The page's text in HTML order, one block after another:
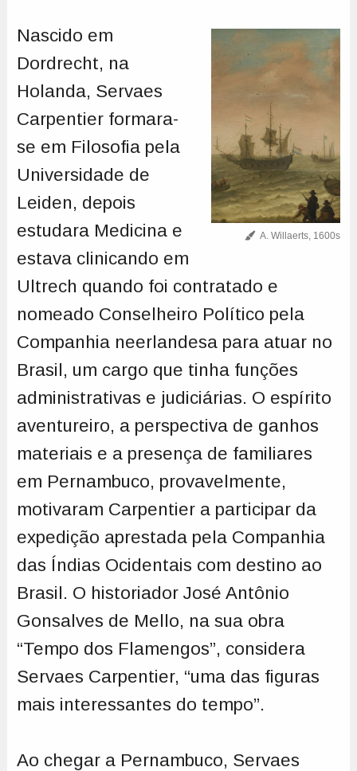
A. Willaerts, 1600s
Nascido em
Dordrecht, na
Holanda, Servaes
Carpentier formara-
se em Filosofia pela
Universidade de
Leiden, depois
estudara Medicina e
estava clinicando em
Ultrech quando foi contratado e
nomeado Conselheiro Político pela
Companhia neerlandesa para atuar no
Brasil, um cargo que tinha funções
administrativas e judiciárias. O espírito
aventureiro, a perspectiva de ganhos
materiais e a presença de familiares
em Pernambuco, provavelmente,
motivaram Carpentier a participar da
expedição aprestada pela Companhia
das Índias Ocidentais com destino ao
Brasil. O historiador José Antônio
Gonsalves de Mello, na sua obra
“Tempo dos Flamengos”, considera
Servaes Carpentier, “uma das figuras
mais interessantes do tempo”.
Ao chegar a Pernambuco, Servaes